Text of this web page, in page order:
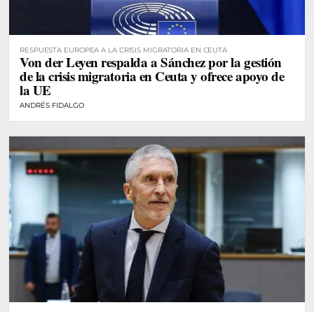
RESPUESTA EUROPEA A LA CRISIS MIGRATORIA EN CEUTA
Von der Leyen respalda a Sánchez por la gestión
de la crisis migratoria en Ceuta y ofrece apoyo de
la UE
ANDRÉS FIDALGO